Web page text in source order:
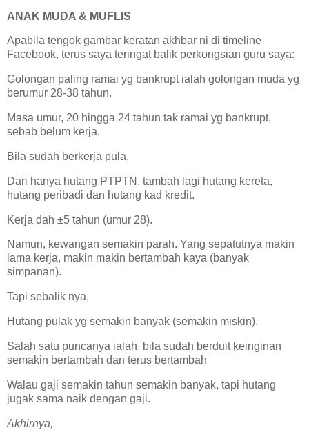
ANAK MUDA & MUFLIS
Apabila tengok gambar keratan akhbar ni di timeline
Facebook, terus saya teringat balik perkongsian guru saya:
Golongan paling ramai yg bankrupt ialah golongan muda yg
berumur 28-38 tahun.
Masa umur, 20 hingga 24 tahun tak ramai yg bankrupt,
sebab belum kerja.
Bila sudah berkerja pula,
Dari hanya hutang PTPTN, tambah lagi hutang kereta,
hutang peribadi dan hutang kad kredit.
Kerja dah ±5 tahun (umur 28).
Namun, kewangan semakin parah. Yang sepatutnya makin
lama kerja, makin makin bertambah kaya (banyak
simpanan).
Tapi sebalik nya,
Hutang pulak yg semakin banyak (semakin miskin).
Salah satu puncanya ialah, bila sudah berduit keinginan
semakin bertambah dan terus bertambah
Walau gaji semakin tahun semakin banyak, tapi hutang
jugak sama naik dengan gaji.
Akhirnya,